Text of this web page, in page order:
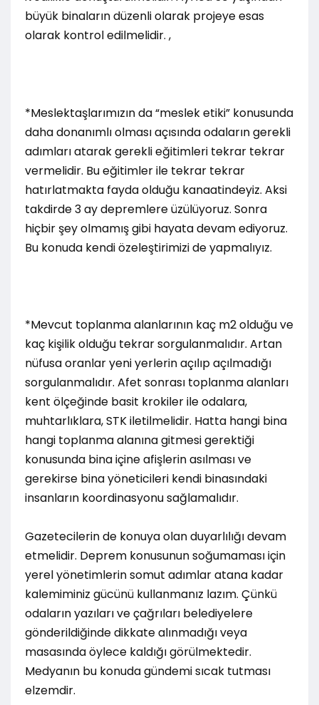
büyük binaların düzenli olarak projeye esas
olarak kontrol edilmelidir. ,
*Meslektaşlarımızın da “meslek etiki” konusunda
daha donanımlı olması açısında odaların gerekli
adımları atarak gerekli eğitimleri tekrar tekrar
vermelidir. Bu eğitimler ile tekrar tekrar
hatırlatmakta fayda olduğu kanaatindeyiz. Aksi
takdirde 3 ay depremlere üzülüyoruz. Sonra
hiçbir şey olmamış gibi hayata devam ediyoruz.
Bu konuda kendi özeleştirimizi de yapmalıyız.
*Mevcut toplanma alanlarının kaç m2 olduğu ve
kaç kişilik olduğu tekrar sorgulanmalıdır. Artan
nüfusa oranlar yeni yerlerin açılıp açılmadığı
sorgulanmalıdır. Afet sonrası toplanma alanları
kent ölçeğinde basit krokiler ile odalara,
muhtarlıklara, STK iletilmelidir. Hatta hangi bina
hangi toplanma alanına gitmesi gerektiği
konusunda bina içine afişlerin asılması ve
gerekirse bina yöneticileri kendi binasındaki
insanların koordinasyonu sağlamalıdır.
Gazetecilerin de konuya olan duyarlılığı devam
etmelidir. Deprem konusunun soğumaması için
yerel yönetimlerin somut adımlar atana kadar
kalemiminiz gücünü kullanmanız lazım. Çünkü
odaların yazıları ve çağrıları belediyelere
gönderildiğinde dikkate alınmadığı veya
masasında öylece kaldığı görülmektedir.
Medyanın bu konuda gündemi sıcak tutması
elzemdir.